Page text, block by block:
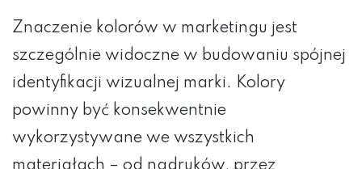
Znaczenie kolorów w marketingu jest
szczególnie widoczne w budowaniu spójnej
identyfikacji wizualnej marki. Kolory
powinny być konsekwentnie
wykorzystywane we wszystkich
materiałach – od nadruków, przez